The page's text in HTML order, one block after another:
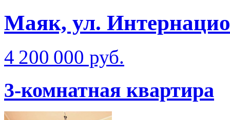
Маяк, ул.
4 200 000 руб.
3-комнатная квартира